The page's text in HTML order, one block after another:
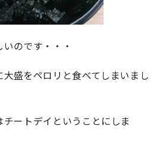
わり
き出すデザイン力
様の空間コーディネート
のです・・・
盛をペロリと食べてしまいまし
チートデイということにしま